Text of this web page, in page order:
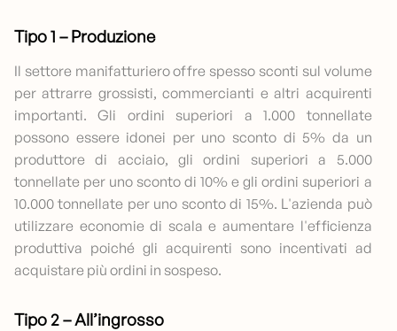
Tipo 1 – Produzione
Il settore manifatturiero offre spesso sconti sul volume
per attrarre grossisti, commercianti e altri acquirenti
importanti. Gli ordini superiori a 1.000 tonnellate
possono essere idonei per uno sconto di 5% da un
produttore di acciaio, gli ordini superiori a 5.000
tonnellate per uno sconto di 10% e gli ordini superiori a
10.000 tonnellate per uno sconto di 15%. L'azienda può
utilizzare economie di scala e aumentare l'efficienza
produttiva poiché gli acquirenti sono incentivati ad
acquistare più ordini in sospeso.
Tipo 2 – All’ingrosso